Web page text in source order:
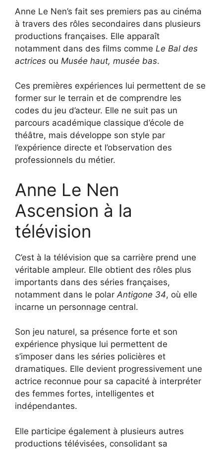
Anne Le Nen’s fait ses premiers pas au cinéma
à travers des rôles secondaires dans plusieurs
productions françaises. Elle apparaît
notamment dans des films comme Le Bal des
actrices ou Musée haut, musée bas.
Ces premières expériences lui permettent de se
former sur le terrain et de comprendre les
codes du jeu d’acteur. Elle ne suit pas un
parcours académique classique d’école de
théâtre, mais développe son style par
l’expérience directe et l’observation des
professionnels du métier.
Anne Le Nen
Ascension à la
télévision
C’est à la télévision que sa carrière prend une
véritable ampleur. Elle obtient des rôles plus
importants dans des séries françaises,
notamment dans le polar Antigone 34, où elle
incarne un personnage central.
Son jeu naturel, sa présence forte et son
expérience physique lui permettent de
s’imposer dans les séries policières et
dramatiques. Elle devient progressivement une
actrice reconnue pour sa capacité à interpréter
des femmes fortes, intelligentes et
indépendantes.
Elle participe également à plusieurs autres
productions télévisées, consolidant sa